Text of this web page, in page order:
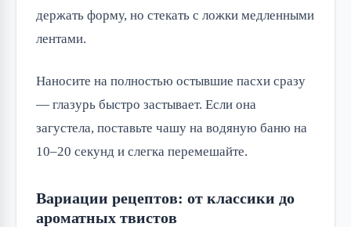
держать форму, но стекать с ложки медленными
лентами.
Наносите на полностью остывшие пасхи сразу
— глазурь быстро застывает. Если она
загустела, поставьте чашу на водяную баню на
10–20 секунд и слегка перемешайте.
Вариации рецептов: от классики до
ароматных твистов